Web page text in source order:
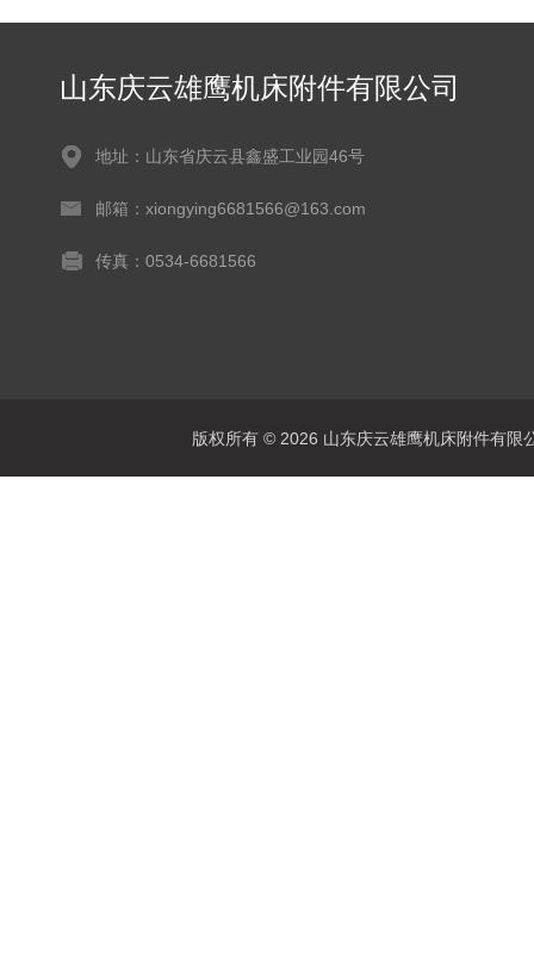
山东庆云雄鹰机床附件有限公司
地址：山东省庆云县鑫盛工业园46号
邮箱：xiongying6681566@163.com
传真：0534-6681566
版权所有 © 2026 山东庆云雄鹰机床附件有